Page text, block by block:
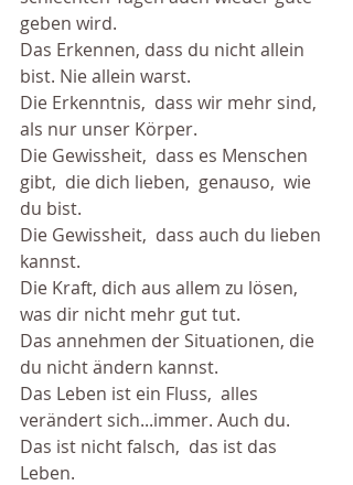
geben wird.
Das Erkennen, dass du nicht allein
bist. Nie allein warst.
Die Erkenntnis,  dass wir mehr sind,
als nur unser Körper.
Die Gewissheit,  dass es Menschen
gibt,  die dich lieben,  genauso,  wie
du bist.
Die Gewissheit,  dass auch du lieben
kannst.
Die Kraft, dich aus allem zu lösen,
was dir nicht mehr gut tut.
Das annehmen der Situationen, die
du nicht ändern kannst.
Das Leben ist ein Fluss,  alles
verändert sich...immer. Auch du.
Das ist nicht falsch,  das ist das
Leben.